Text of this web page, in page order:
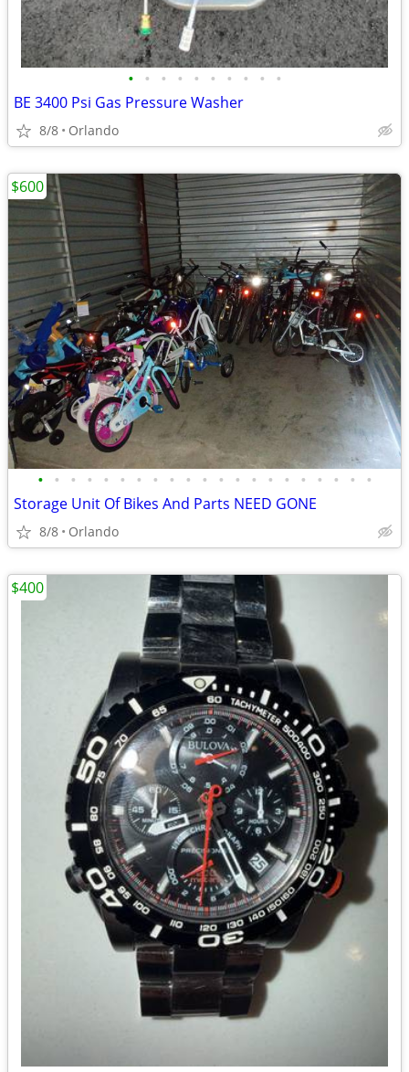
• • • • • • • • • •
BE 3400 Psi Gas Pressure Washer
8/8 Orlando
• • • • • • • • • • • • • • • • • • • • •
Storage Unit Of Bikes And Parts NEED GONE
8/8 Orlando
$600
$400